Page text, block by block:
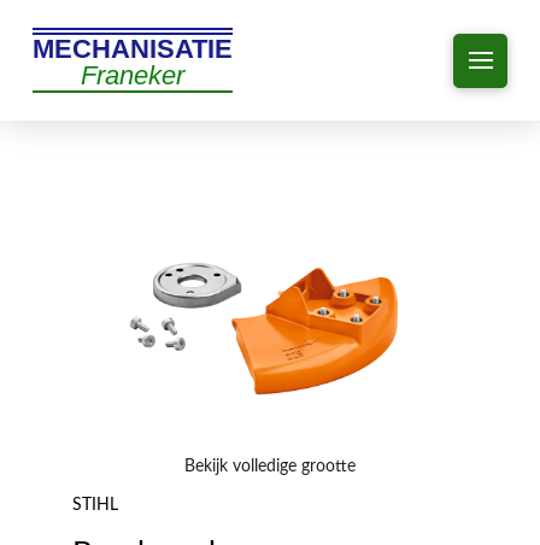
MECHANISATIE
Franeker
Bekijk volledige grootte
STIHL